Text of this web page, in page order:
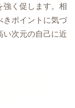
強く促します。相
きポイントに気づ
い次元の自己に近